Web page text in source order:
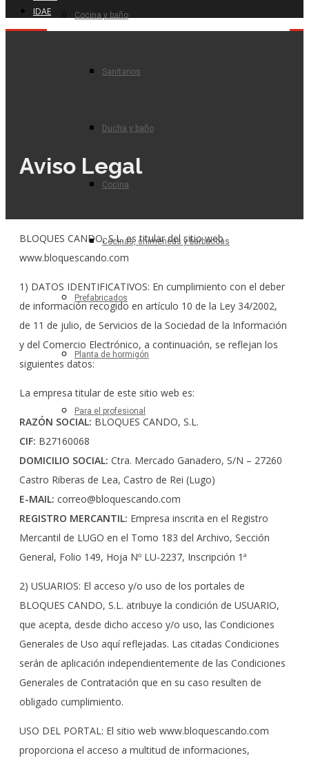
Cocina y baño
Sanitarios
Ducha y baño
Cocina
Cocinas, chimeneas y barbacoas
Prefabricados
Planta de hormigón
Para el profesional
IDAE
Aviso Legal
BLOQUES CANDO, S.L. es titular del sitio web
www.bloquescando.com
1) DATOS IDENTIFICATIVOS: En cumplimiento con el deber
de información recogido en artículo 10 de la Ley 34/2002,
de 11 de julio, de Servicios de la Sociedad de la Información
y del Comercio Electrónico, a continuación, se reflejan los
siguientes datos:
La empresa titular de este sitio web es:
RAZÓN SOCIAL: BLOQUES CANDO, S.L.
CIF: B27160068
DOMICILIO SOCIAL: Ctra. Mercado Ganadero, S/N – 27260
Castro Riberas de Lea, Castro de Rei (Lugo)
E-MAIL: correo@bloquescando.com
REGISTRO MERCANTIL: Empresa inscrita en el Registro
Mercantil de LUGO en el Tomo 183 del Archivo, Sección
General, Folio 149, Hoja Nº LU-2237, Inscripción 1ª
2) USUARIOS: El acceso y/o uso de los portales de
BLOQUES CANDO, S.L. atribuye la condición de USUARIO,
que acepta, desde dicho acceso y/o uso, las Condiciones
Generales de Uso aquí reflejadas. Las citadas Condiciones
serán de aplicación independientemente de las Condiciones
Generales de Contratación que en su caso resulten de
obligado cumplimiento.
USO DEL PORTAL: El sitio web www.bloquescando.com
proporciona el acceso a multitud de informaciones,